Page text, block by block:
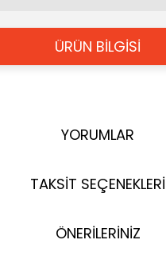
ÜRÜN BİLGİSİ
YORUMLAR
TAKSİT SEÇENEKLERİ
ÖNERİLERİNİZ